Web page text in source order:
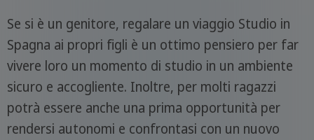
Se si è un genitore, regalare un viaggio Studio in
Spagna ai propri figli è un ottimo pensiero per far
vivere loro un momento di studio in un ambiente
sicuro e accogliente. Inoltre, per molti ragazzi
potrà essere anche una prima opportunità per
rendersi autonomi e confrontasi con un nuovo